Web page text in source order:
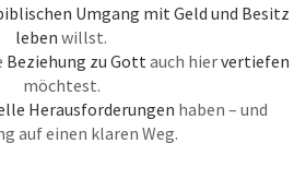
Umgang mit Geld und Besitz
leben willst.
Beziehung zu Gott auch hiervertiefen
möchtest.
Herausforderungen haben – und
auf einen klaren Weg.